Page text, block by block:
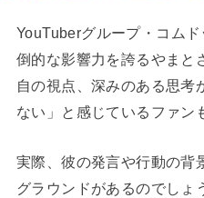
YouTuberグループ・コム
倒的な影響力を誇るやまと
自の視点、深みのある思考
ない」と感じているファン
実際、彼の発言や行動の背
グラウンドがあるのでしょ